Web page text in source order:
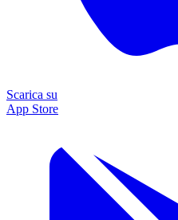
Scarica su
App Store